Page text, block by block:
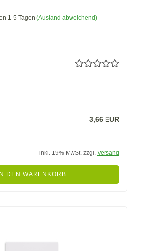
1-5 Tagen (Ausland abweichend)
3,66 EUR
inkl. 19% MwSt. zzgl. Versand
IN DEN WARENKORB